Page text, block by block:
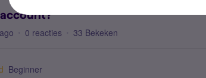
0 reacties 33 Bekeken
Beginner